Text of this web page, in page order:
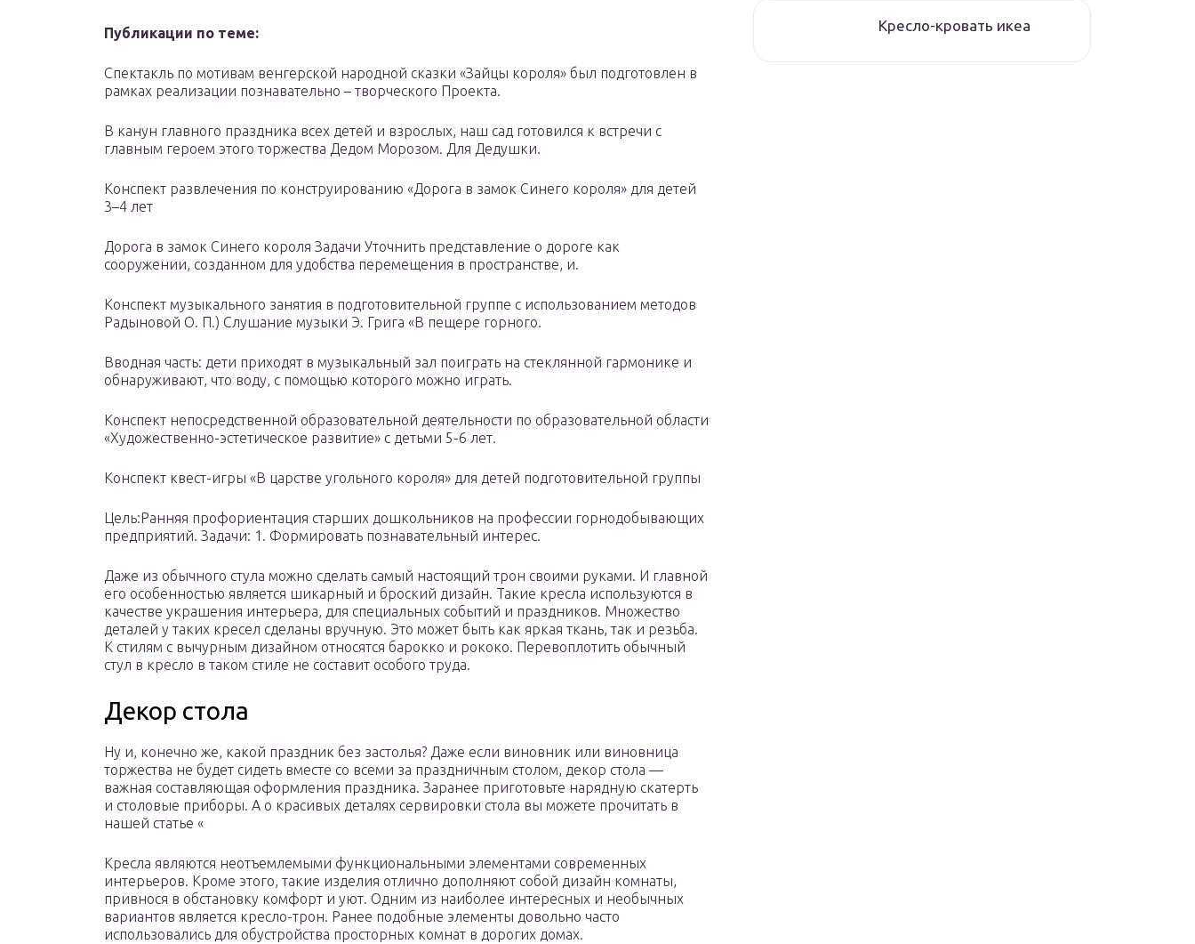
Публикации по теме:
Спектакль по мотивам венгерской народной сказки «Зайцы короля» был подготовлен в
рамках реализации познавательно – творческого Проекта.
В канун главного праздника всех детей и взрослых, наш сад готовился к встречи с
главным героем этого торжества Дедом Морозом. Для Дедушки.
Конспект развлечения по конструированию «Дорога в замок Синего короля» для детей
3–4 лет
Дорога в замок Синего короля Задачи Уточнить представление о дороге как
сооружении, созданном для удобства перемещения в пространстве, и.
Конспект музыкального занятия в подготовительной группе с использованием методов
Радыновой О. П.) Слушание музыки Э. Грига «В пещере горного.
Вводная часть: дети приходят в музыкальный зал поиграть на стеклянной гармонике и
обнаруживают, что воду, с помощью которого можно играть.
Конспект непосредственной образовательной деятельности по образовательной области
«Художественно-эстетическое развитие» с детьми 5-6 лет.
Конспект квест-игры «В царстве угольного короля» для детей подготовительной группы
Цель:Ранняя профориентация старших дошкольников на профессии горнодобывающих
предприятий. Задачи: 1. Формировать познавательный интерес.
Даже из обычного стула можно сделать самый настоящий трон своими руками. И главной
его особенностью является шикарный и броский дизайн. Такие кресла используются в
качестве украшения интерьера, для специальных событий и праздников. Множество
деталей у таких кресел сделаны вручную. Это может быть как яркая ткань, так и резьба.
К стилям с вычурным дизайном относятся барокко и рококо. Перевоплотить обычный
стул в кресло в таком стиле не составит особого труда.
Декор стола
Ну и, конечно же, какой праздник без застолья? Даже если виновник или виновница
торжества не будет сидеть вместе со всеми за праздничным столом, декор стола —
важная составляющая оформления праздника. Заранее приготовьте нарядную скатерть
и столовые приборы. А о красивых деталях сервировки стола вы можете прочитать в
нашей статье «
Кресла являются неотъемлемыми функциональными элементами современных
интерьеров. Кроме этого, такие изделия отлично дополняют собой дизайн комнаты,
привнося в обстановку комфорт и уют. Одним из наиболее интересных и необычных
вариантов является кресло-трон. Ранее подобные элементы довольно часто
использовались для обустройства просторных комнат в дорогих домах.
Кресло-кровать икеа